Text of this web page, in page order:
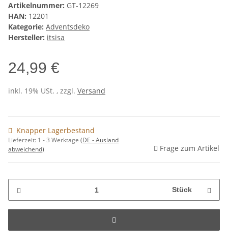
Artikelnummer: GT-12269
HAN: 12201
Kategorie: Adventsdeko
Hersteller: itsisa
24,99 €
inkl. 19% USt. , zzgl. Versand
Knapper Lagerbestand
Lieferzeit: 1 - 3 Werktage (DE - Ausland
abweichend)
Frage zum Artikel
Stück